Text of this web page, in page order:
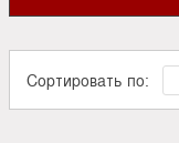
Сортировать по: